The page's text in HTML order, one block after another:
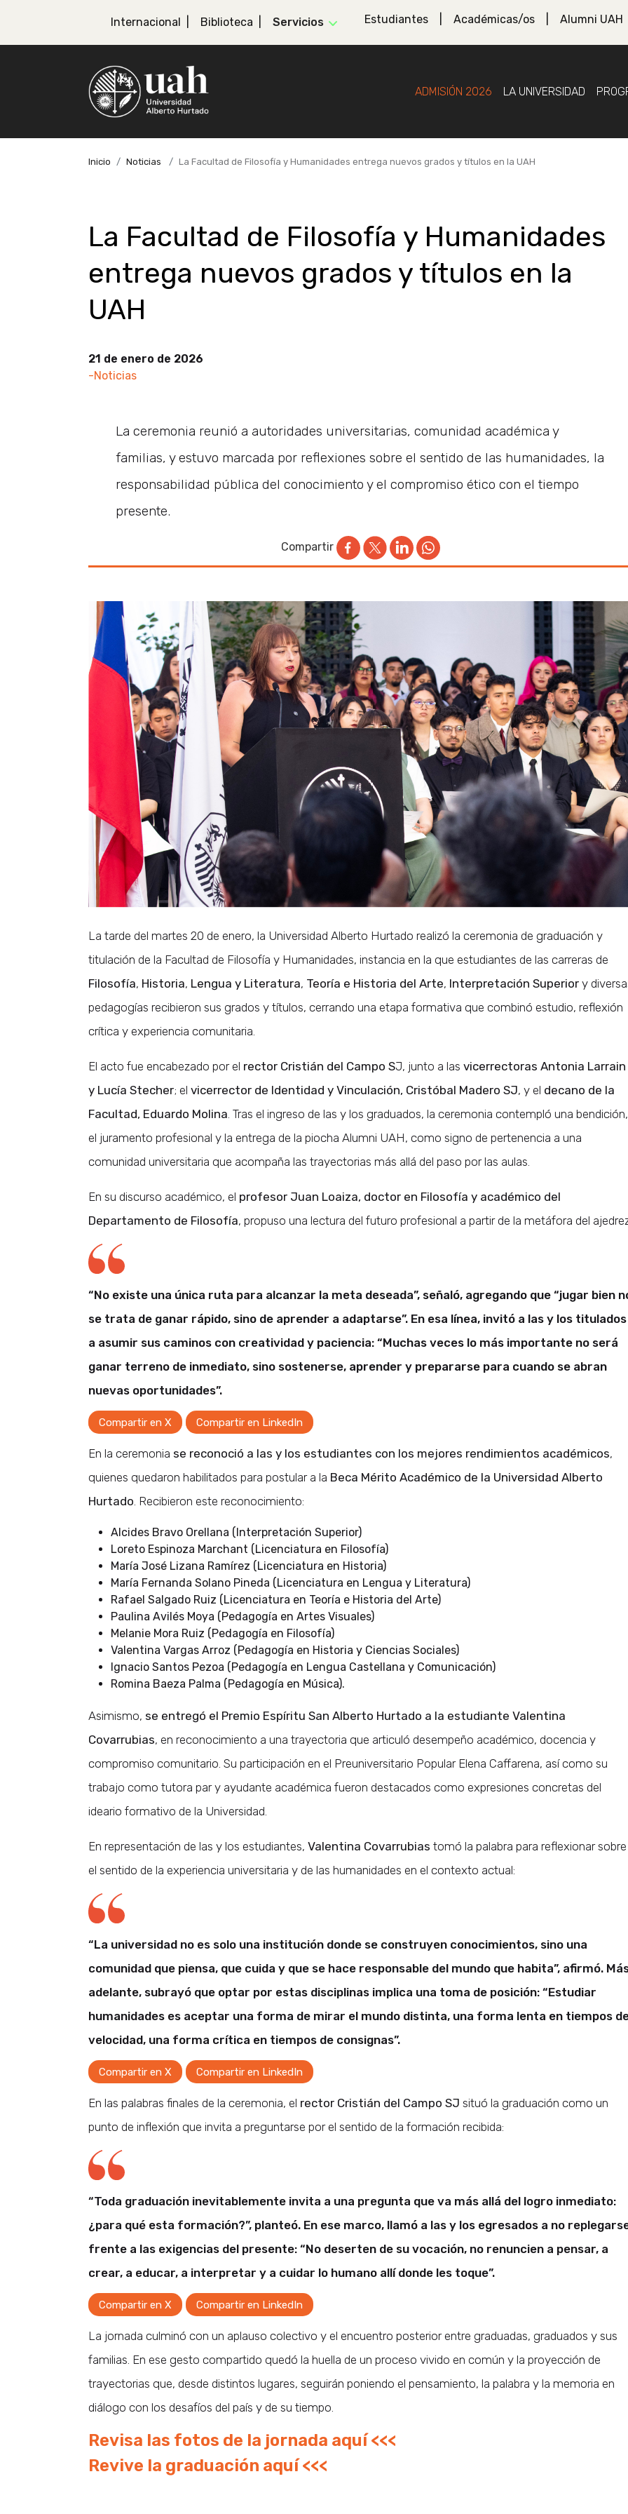
Internacional Biblioteca Servicios Estudiantes Académicas/os Alumni UAH
ADMISIÓN 2026 LA UNIVERSIDAD
Inicio Noticias La Facultad de Filosofía y Humanidades entrega nuevos grados y títulos en la UAH
La Facultad de Filosofía y Humanidades
entrega nuevos grados y títulos en la
UAH
21 de enero de 2026
-Noticias
La ceremonia reunió a autoridades universitarias, comunidad académica y
familias, y estuvo marcada por reflexiones sobre el sentido de las humanidades, la
responsabilidad pública del conocimiento y el compromiso ético con el tiempo
presente.
Compartir
La tarde del martes 20 de enero, la Universidad Alberto Hurtado realizó la ceremonia de graduación y
titulación de la Facultad de Filosofía y Humanidades, instancia en la que estudiantes de las carreras de
Filosofía, Historia, Lengua y Literatura, Teoría e Historia del Arte, Interpretación Superior y
pedagogías recibieron sus grados y títulos, cerrando una etapa formativa que combinó estudio, reflexión
crítica y experiencia comunitaria.
El acto fue encabezado por el rector Cristián del Campo SJ, junto a las vicerrectoras Antonia Larrain
y Lucía Stecher; el vicerrector de Identidad y Vinculación, Cristóbal Madero SJ, y el decano de la
Facultad, Eduardo Molina. Tras el ingreso de las y los graduados, la ceremonia contempló una bendición,
el juramento profesional y la entrega de la piocha Alumni UAH, como signo de pertenencia a una
comunidad universitaria que acompaña las trayectorias más allá del paso por las aulas.
En su discurso académico, el profesor Juan Loaiza, doctor en Filosofía y académico del
Departamento de Filosofía, propuso una lectura del futuro profesional a partir de la metáfora del
“No existe una única ruta para alcanzar la meta deseada”, señaló, agregando que “jugar bien
se trata de ganar rápido, sino de aprender a adaptarse”. En esa línea, invitó a las y los titulados
a asumir sus caminos con creatividad y paciencia: “Muchas veces lo más importante no será
ganar terreno de inmediato, sino sostenerse, aprender y prepararse para cuando se abran
nuevas oportunidades”.
Compartir en X Compartir en LinkedIn
En la ceremonia se reconoció a las y los estudiantes con los mejores rendimientos académicos,
quienes quedaron habilitados para postular a la Beca Mérito Académico de la Universidad Alberto
Hurtado. Recibieron este reconocimiento:
Alcides Bravo Orellana (Interpretación Superior)
Loreto Espinoza Marchant (Licenciatura en Filosofía)
María José Lizana Ramírez (Licenciatura en Historia)
María Fernanda Solano Pineda (Licenciatura en Lengua y Literatura)
Rafael Salgado Ruiz (Licenciatura en Teoría e Historia del Arte)
Paulina Avilés Moya (Pedagogía en Artes Visuales)
Melanie Mora Ruiz (Pedagogía en Filosofía)
Valentina Vargas Arroz (Pedagogía en Historia y Ciencias Sociales)
Ignacio Santos Pezoa (Pedagogía en Lengua Castellana y Comunicación)
Romina Baeza Palma (Pedagogía en Música).
Asimismo, se entregó el Premio Espíritu San Alberto Hurtado a la estudiante Valentina
Covarrubias, en reconocimiento a una trayectoria que articuló desempeño académico, docencia y
compromiso comunitario. Su participación en el Preuniversitario Popular Elena Caffarena, así como su
trabajo como tutora par y ayudante académica fueron destacados como expresiones concretas del
ideario formativo de la Universidad.
En representación de las y los estudiantes, Valentina Covarrubias tomó la palabra para reflexionar sobre
el sentido de la experiencia universitaria y de las humanidades en el contexto actual:
“La universidad no es solo una institución donde se construyen conocimientos, sino una
comunidad que piensa, que cuida y que se hace responsable del mundo que habita”, afirmó.
adelante, subrayó que optar por estas disciplinas implica una toma de posición: “Estudiar
humanidades es aceptar una forma de mirar el mundo distinta, una forma lenta en tiempos
velocidad, una forma crítica en tiempos de consignas”.
Compartir en X Compartir en LinkedIn
En las palabras finales de la ceremonia, el rector Cristián del Campo SJ situó la graduación como un
punto de inflexión que invita a preguntarse por el sentido de la formación recibida:
“Toda graduación inevitablemente invita a una pregunta que va más allá del logro inmediato:
¿para qué esta formación?”, planteó. En ese marco, llamó a las y los egresados a no
frente a las exigencias del presente: “No deserten de su vocación, no renuncien a pensar, a
crear, a educar, a interpretar y a cuidar lo humano allí donde les toque”.
Compartir en X Compartir en LinkedIn
La jornada culminó con un aplauso colectivo y el encuentro posterior entre graduadas, graduados y sus
familias. En ese gesto compartido quedó la huella de un proceso vivido en común y la proyección de
trayectorias que, desde distintos lugares, seguirán poniendo el pensamiento, la palabra y la memoria en
diálogo con los desafíos del país y de su tiempo.
Revisa las fotos de la jornada aquí <<<
Revive la graduación aquí <<<